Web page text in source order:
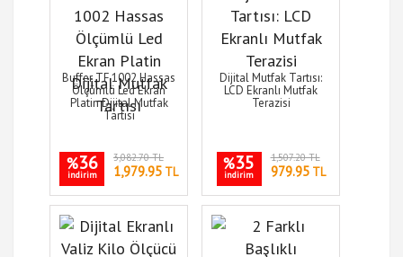
Buffer TF 1002 Hassas
Ölçümlü Led Ekran
Platin Dijital Mutfak
Tartısı
%36
indirim
3,082.70 TL
1,979.95 TL
Dijital Mutfak Tartısı:
LCD Ekranlı Mutfak
Terazisi
%35
indirim
1,507.20 TL
979.95TL